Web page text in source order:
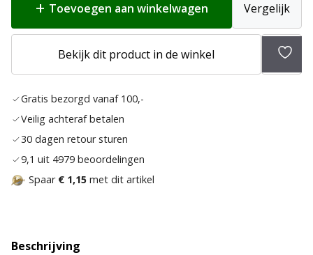
Toevoegen aan winkelwagen Vergelijk
Bekijk dit product in de winkel
Gratis bezorgd vanaf 100,-
Veilig achteraf betalen
30 dagen retour sturen
9,1 uit 4979 beoordelingen
Spaar € 1,15 met dit artikel
Beschrijving